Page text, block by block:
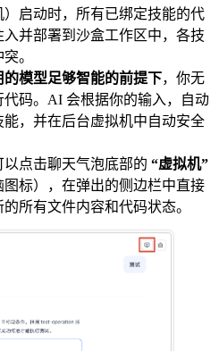
启动时，所有已绑定技能的代
并部署到沙盒工作区中，各技
。
的模型足够智能的前提下，你无
码。AI 会根据你的输入，自动
，并在后台虚拟机中自动安全
以点击聊天气泡底部的 “虚拟机”
标），在弹出的侧边栏中直接
所有文件内容和代码状态。